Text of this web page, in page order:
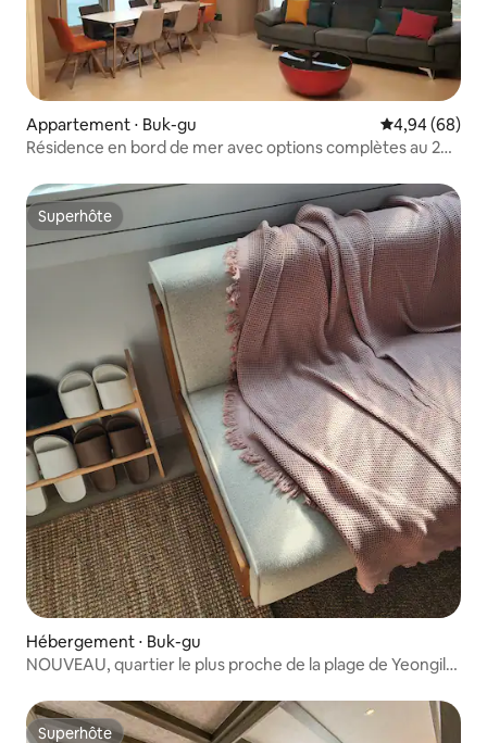
Appartement ⋅ Buk-gu Évaluation
4,94 (68)
Résidence en bord de mer avec options complètes au 28e
toutes les chambres, accueil du Nouvel An, réunion de
famille, salon spacieux
Superhôte
Superhôte
Hébergement ⋅ Buk-gu
NOUVEAU, quartier le plus proche de la plage de Yeongil,
cuisine, 1 salon, 1 chambre
Superhôte